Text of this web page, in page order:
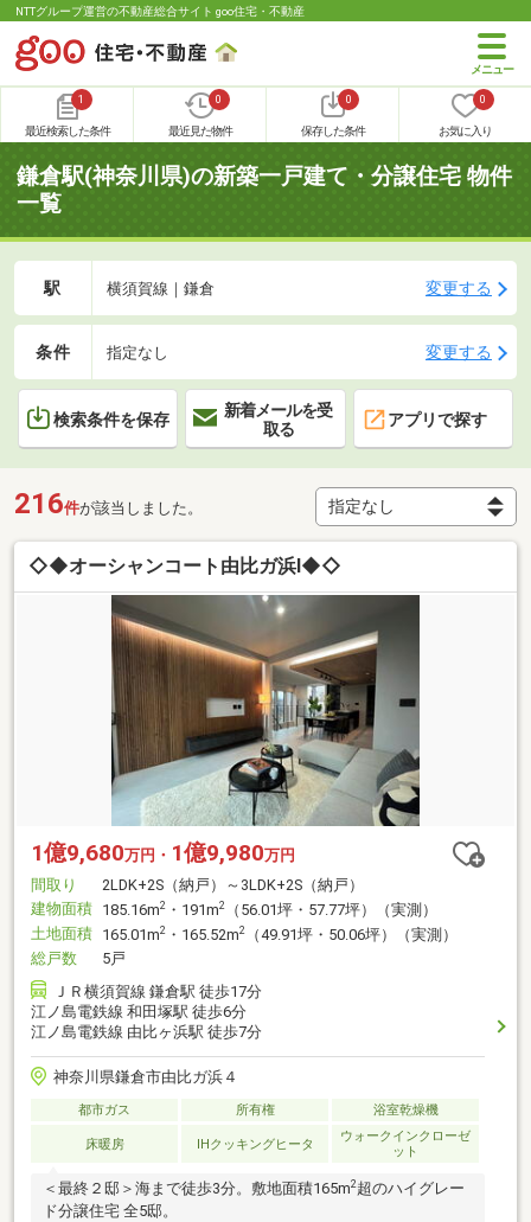
NTTグループ運営の不動産総合サイト goo住宅・不動産
1
最近検索した条件
0
最近見た物件
0
保存した条件
0
お気に入り
鎌倉駅(神奈川県)の新築一戸建て・分譲住宅 物件
一覧
駅 横須賀線｜鎌倉 変更する
条件 指定なし 変更する
検索条件を保存
新着メールを受
取る
アプリで探す
216件が該当しました。
◇◆オーシャンコート由比ガ浜Ⅰ◆◇
1億9,680万円・ 1億9,980万円
間取り
2LDK+2S（納戸）～3LDK+2S（納戸）
建物面積 185.16m2 ・191m2
（56.01坪・57.77坪）（実測）
土地面積 165.01m2 ・165.52m2
（49.91坪・50.06坪）（実測）
総戸数
5戸
ＪＲ横須賀線 鎌倉駅 徒歩17分
江ノ島電鉄線 和田塚駅 徒歩6分
江ノ島電鉄線 由比ヶ浜駅 徒歩7分
神奈川県鎌倉市由比ガ浜４
都市ガス 所有権 浴室乾燥機
床暖房 IHクッキングヒータ
ウォークインクローゼ
ット
＜最終２邸＞海まで徒歩3分。敷地面積165m2超のハイグレー
ド分譲住宅 全5邸。